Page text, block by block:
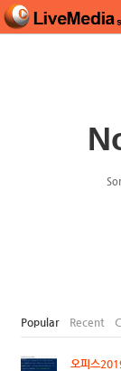
Popular Recent
오피스